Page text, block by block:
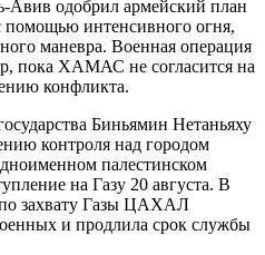
Авив одобрил армейский план
интенсивного огня,
маневра. Военная операция
пока ХАМАС не согласится на
конфликта.
Биньямин Нетаньяху
контроля над городом
палестинском
на Газу 20 августа. В
по захвату Газы ЦАХАЛ
и продлила срок службы